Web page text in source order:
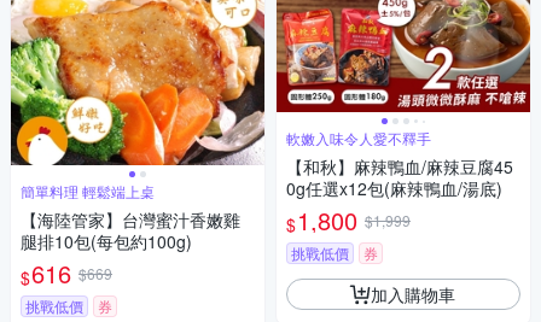
簡單料理 輕鬆端上桌
【海陸管家】台灣蜜汁香嫩雞
腿排10包(每包約100g)
$616 $669
挑戰低價
券
軟嫩入味令人愛不釋手
【和秋】麻辣鴨血/麻辣豆腐45
0g任選x12包(麻辣鴨血/湯底)
$1,800 $1,999
挑戰低價
券
加入購物車